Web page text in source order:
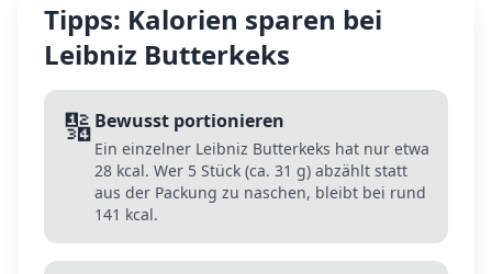
Tipps: Kalorien sparen bei
Leibniz Butterkeks
🔢Bewusst portionieren
Ein einzelner Leibniz Butterkeks hat nur etwa
28 kcal. Wer 5 Stück (ca. 31 g) abzählt statt
aus der Packung zu naschen, bleibt bei rund
141 kcal.